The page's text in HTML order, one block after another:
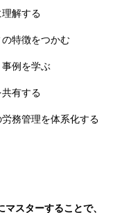
解する
特徴をつかむ
例を学ぶ
有する
務管理を体系化する
スターすることで、